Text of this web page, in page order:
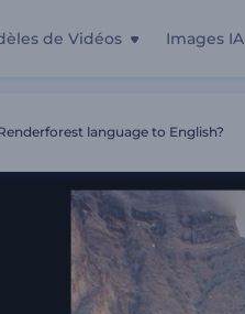
de Vidéos Images IA
language to English?